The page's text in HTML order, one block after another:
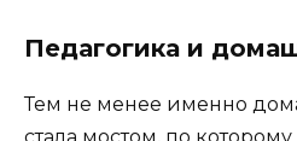
Педагогика и
Тем не менее именно